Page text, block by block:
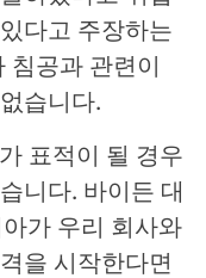
다고 주장하는
침공과 관련이
습니다.
표적이 될 경우
니다. 바이든 대
가 우리 회사와
을 시작한다면